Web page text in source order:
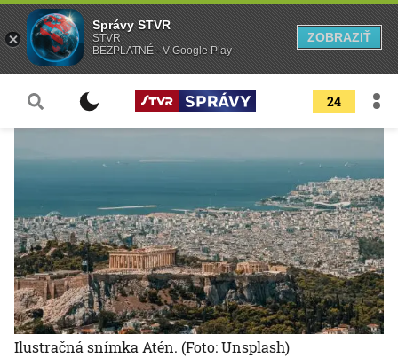
24
Ilustračná snímka Atén. (Foto: Unsplash)
Správy STVR
STVR
BEZPLATNÉ - V Google Play
ZOBRAZIŤ